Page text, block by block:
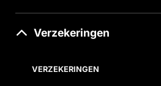
Verzekeringen
VERZEKERINGEN